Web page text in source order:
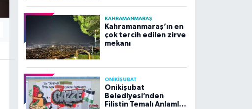
KAHRAMANMARAŞ
Kahramanmaraş’ın en
çok tercih edilen zirve
mekanı
ONİKİŞUBAT
Onikişubat
Belediyesi’nden
Filistin Temalı Anlamlı